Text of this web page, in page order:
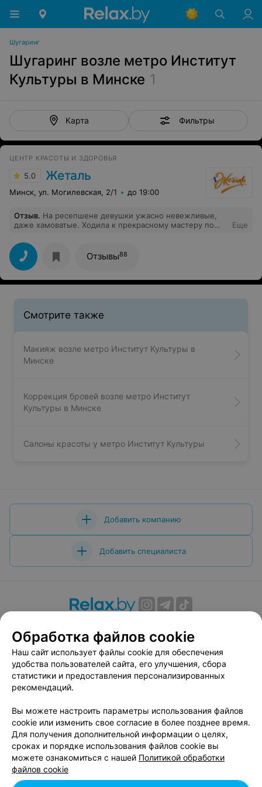
Шугаринг
Шугаринг возле метро Институт
Культуры в Минске 1
Карта Фильтры
ЦЕНТР КРАСОТЫ И ЗДОРОВЬЯ
5.0 Жеталь
Минск, ул. Могилевская, 2/1 до 19:00
Отзыв. На ресепшене девушки ужасно невежливые,
даже хамоватые. Ходила к прекрасному мастеру по
считаю. Но эта барышня на ресепшене испортила все
впечатления.
Еще
Отзывы88
Смотрите также
Макияж возле метро Институт Культуры в
Минске
Коррекция бровей возле метро Институт
Культуры в Минске
Салоны красоты у метро Институт Культуры
Добавить компанию
Добавить специалиста
Вакансии
Публичный договор
Способы оплаты
Публичный договор по использованию сервиса
«Афиша»
Пользовательское соглашение
Связаться по вопросам сотрудничества
Написать руководителю relax.by
Персональные настройки cookie
Обработка персональных данных
Обработка файлов cookie
Наш сайт использует файлы cookie для обеспечения
удобства пользователей сайта, его улучшения, сбора
статистики и предоставления персонализированных
рекомендаций.
Вы можете настроить параметры использования файлов
cookie или изменить свое согласие в более позднее время.
Для получения дополнительной информации о целях,
сроках и порядке использования файлов cookie вы
можете ознакомиться с нашей Политикой обработки
файлов cookie